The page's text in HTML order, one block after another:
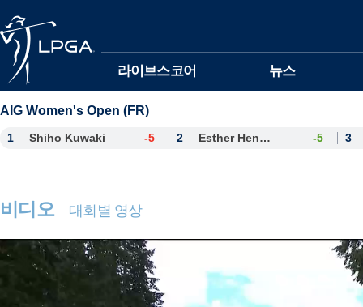
라이브스코어 뉴스
AIG Women's Open (FR)
1 Shiho Kuwaki -5 2 Esther Henseleit -5 3
비디오 대회별 영상